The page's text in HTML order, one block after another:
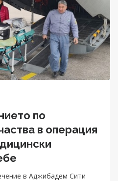
по
в операция
в Аджибадем Сити